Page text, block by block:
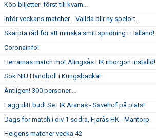
Köp biljetter! först till kvarn...
Inför veckans matcher... Vallda blir ny spelort..
Skärpta råd för att minska smittspridning i Halland!
Coronainfo!
Herrarnas match mot Alingsås HK imorgon inställd!
Sök NIU Handboll i Kungsbacka!
Äntligen! 300 personer....
Lägg ditt bud! Se HK Aranäs - Sävehof på plats!
Dags för match i div 1 södra, Fjärås HK - Mantorp
Helgens matcher vecka 42